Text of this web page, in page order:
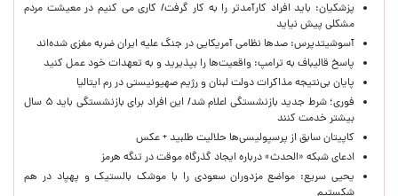
پزشکیان: باید افراد کارآمدتر را به کار گرفت/ کاری می کنیم در معیشت مردم
مشکلی پیش نیاید
آسوشیتدپرس: صدها نظامی آمریکایی در جنگ علیه ایران ضربه مغزی شده‌اند
پاسخ قالیباف به ترامپ: واقعیت‌ها را بپذیرید و به تعهدات خود عمل کنید
پایان بی‌نتیجه مذاکرات دولت لبنان و رژیم صهیونیستی در رم ایتالیا
فوری؛ شرط جدید بازنشستگی اعلام شد/ این افراد برای بازنشستگی باید ۵ سال
بیشتر خدمت کنند
کاپیتان سابق از پرسپولیسی‌ها حلالیت طلبید + عکس
ادعای شبکه «الحدث» درباره ایجاد گذرگاه موقت در تنگه هرمز
یحیی سریع: مواضع مزدوران سعودی را با موشک بالستیک و پهپاد در هم